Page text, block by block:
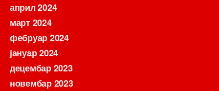
април 2024
март 2024
фебруар 2024
јануар 2024
децембар 2023
новембар 2023